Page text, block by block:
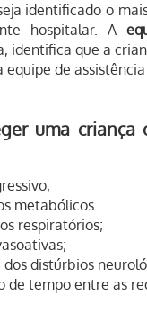
identificado o
hospitalar. A
identifica que a
de
uma criança
metabólicos
respiratórios;
distúrbios
de tempo entre as